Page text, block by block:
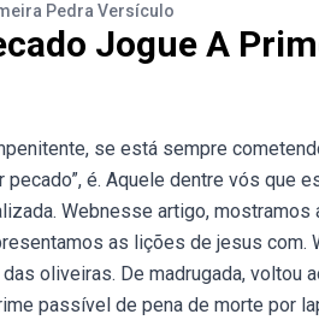
Pedra Versículo
Jogue A
se está sempre
é. Aquele dentre vós que
Webnesse artigo,
as lições de jesus com.
oliveiras. De madrugada, voltou
passível de pena de morte por